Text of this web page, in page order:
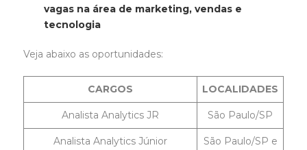
vagas na área de marketing, vendas e
tecnologia
Veja abaixo as oportunidades:
CARGOS LOCALIDADES
Analista Analytics JR São Paulo/SP
Analista Analytics Júnior
São Paulo/SP e